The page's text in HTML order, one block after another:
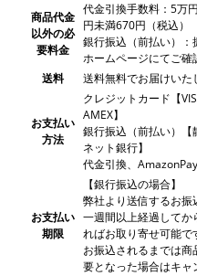
商品代金
以外の必
要料金
代金引換手数料：5万
円未満670円（税込）
銀行振込（前払い）
ホームページにてご確
送料
送料無料でお届けいた
お支払い
方法
クレジットカード【
AMEX】
銀行振込（前払い）【
ネット銀行】
代金引換、AmazonPay
お支払い
期限
【銀行振込の場合】
弊社より送信するお振
一週間以上経過して
ればお取り寄せ可能で
お振込されるまでは
要となった場合はキャ